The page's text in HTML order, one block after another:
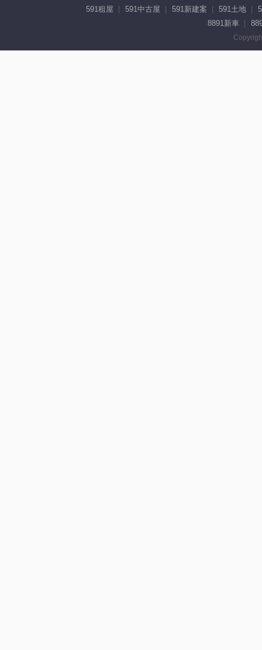
591租屋 591中古屋 591新建案 591土地
8891新車